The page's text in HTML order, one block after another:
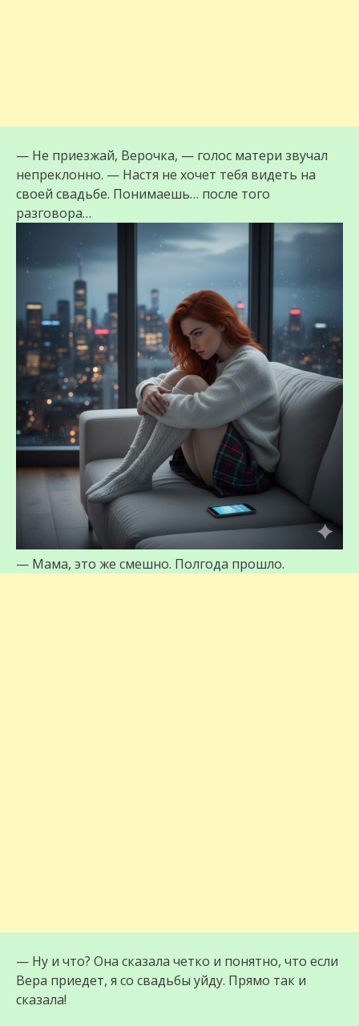
— Не приезжай, Верочка, — голос матери звучал
непреклонно. — Настя не хочет тебя видеть на
своей свадьбе. Понимаешь… после того
разговора…
— Мама, это же смешно. Полгода прошло.
— Ну и что? Она сказала четко и понятно, что если
Вера приедет, я со свадьбы уйду. Прямо так и
сказала!